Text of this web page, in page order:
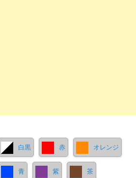
白黒 赤 オレンジ
青 紫 茶